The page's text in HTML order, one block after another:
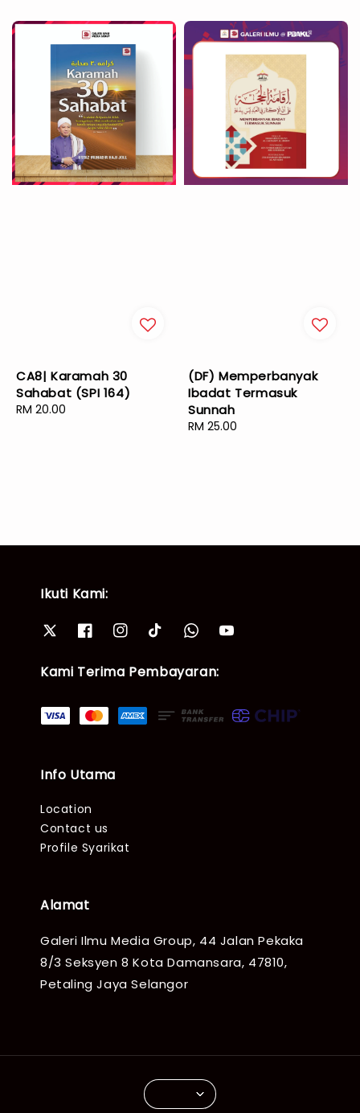
CA8| Karamah 30
Sahabat (SPI 164)
Regular
RM 20.00
(DF) Memperbanyak
Ibadat Termasuk
Sunnah
Regular
RM 25.00
Ikuti Kami:
Kami Terima Pembayaran:
Info Utama
Location
Contact us
Profile Syarikat
Alamat
Galeri Ilmu Media Group, 44 Jalan Pekaka
8/3 Seksyen 8 Kota Damansara, 47810,
Petaling Jaya Selangor